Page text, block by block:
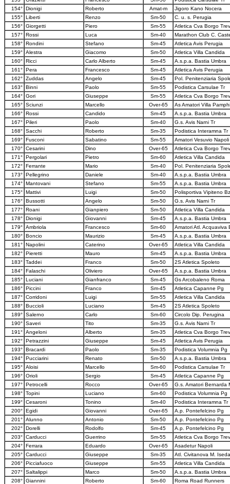
154° Dionigi Roberto Amat-m
Jigoro Kano Nocera
155° Liberti Renzo Sm-50
C. u. s. Perugia
156° Giorgetti Piero Sm-55
Atletica Cva Borgo
157° Rossi Luca Sm-40
Marathon Club C.
158° Rondini Stefano Sm-45
Atletica Avis Perugia
159° Alestra Giacomo Sm-50
Atletica Villa Candida
160° Ricci Carlo Alberto Sm-45
A.s.p.a. Bastia Umbra
161° Pera Francesco Sm-45
Atletica Avis Perugia
162° Zuddas Angelo Sm-45
Pol. Penitenziaria
163° Binni Paolo Sm-55
Podistica Carsulae Tr
164° Gori Giuseppe Sm-55
Atletica Cva Borgo
165° Sciunzi Marcello Over-65
As Amatori Villa
166° Rossi Candido Sm-45
A.s.p.a. Bastia Umbra
167° Pileri Paolo Sm-40
G.s. Avis Narni Tr
168° Sacchi Roberto Sm-35
Podistica Interamna Tr
169° Fusconi Sabatino Sm-55
Amatori Vesuvio Napoli
170° Cesarini Dino Over-65
Atletica Cva Borgo
171° Pergolari Pietro Sm-60
Atletica Villa Candida
172° Ferrante Mario Sm-40
Pol. Penitenziaria
173° Pellegrino Daniele Sm-40
A.s.p.a. Bastia Umbra
174° Mantovani Stefano Sm-55
A.s.p.a. Bastia Umbra
175° Mattivi Luigi Sm-50
Polisportiva Vipiteno Bz
176° Bussotti Angelo Sm-50
G.s. Avis Narni Tr
177° Roani Gianpiero Sm-50
Atletica Villa Candida
178° Dionigi Giovanni Sm-45
A.s.p.a. Bastia Umbra
179° Ambriola Francesco Sm-60
Amatori Atl. Acquaviva
180° Boncio Maurizio Sm-45
A.s.p.a. Bastia Umbra
181° Napolini Caterino Over-65
Atletica Villa Candida
182° Pieretti Mauro Sm-45
A.s.p.a. Bastia Umbra
183° Taddei Franco Sm-50
2S Atletica Spoleto
184° Falaschi Oliviero Over-65
A.s.p.a. Bastia Umbra
185° Luciani Gianfranco Sm-45
Gs Arcobaleno Roma
186° Piccini Franco Sm-45
Atletica Capanne Pg
187° Corridoni Luigi Sm-55
Atletica Villa Candida
188° Buccioli Luciano Sm-45
2S Atletica Spoleto
189° Salerno Carlo Sm-60
Circolo Dip. Perugina
190° Saveri Tito Sm-35
G.s. Avis Narni Tr
191° Angeloni Alberto Sm-35
Atletica Cva Borgo
192° Petrazzini Giuseppe Sm-45
Atletica Avis Perugia
193° Bracardi Paolo Sm-35
Podistica Volumnia Pg
194° Pucciarini Renato Sm-50
A.s.p.a. Bastia Umbra
195° Aloisi Marcello Sm-60
Podistica Carsulae Tr
196° Orioli Sergio Sm-45
Atletica Capanne Pg
197° Petrocelli Rocco Over-65
G.s. Amatori Bernarda
198° Topini Luciano Sm-60
Podistica Volumnia Pg
199° Cesaroni Tonino Sm-40
Podistica Interamna Tr
200° Egidi Giovanni Over-65
A.p. Pontefelcino Pg
201° Alunno Antonio Sm-50
A.p. Pontefelcino Pg
202° Dorelli Rodolfo Sm-45
A.p. Pontefelcino Pg
203° Carducci Guerrino Sm-55
Atletica Cva Borgo
204° Ferrara Eduardo Over-65
Asadetur Napoli
205° Carducci Giuseppe Sm-35
Atl. Civitanova M. Iseda
206° Picciafuoco Giuseppe Sm-55
Atletica Villa Candida
207° Saltalippi Marco Sm-50
A.s.p.a. Bastia Umbra
208° Giannini Roberto Sm-60
Roma Road Runners